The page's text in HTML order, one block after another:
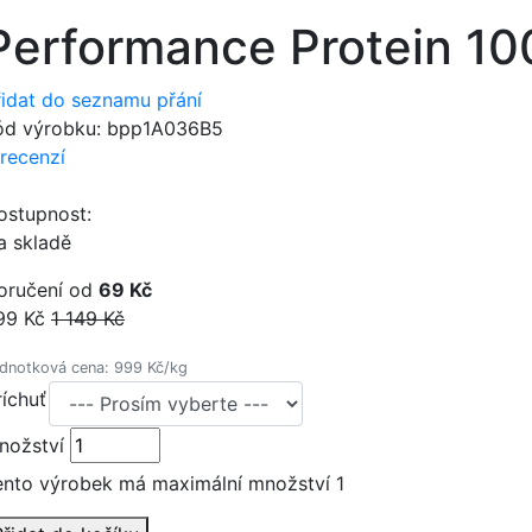
Protein
do seznamu přání
výrobku: bpp1A036B5
skladě
od 69 Kč
Kč 1 149 Kč
cena: 999 Kč/kg
výrobek má maximální množství 1